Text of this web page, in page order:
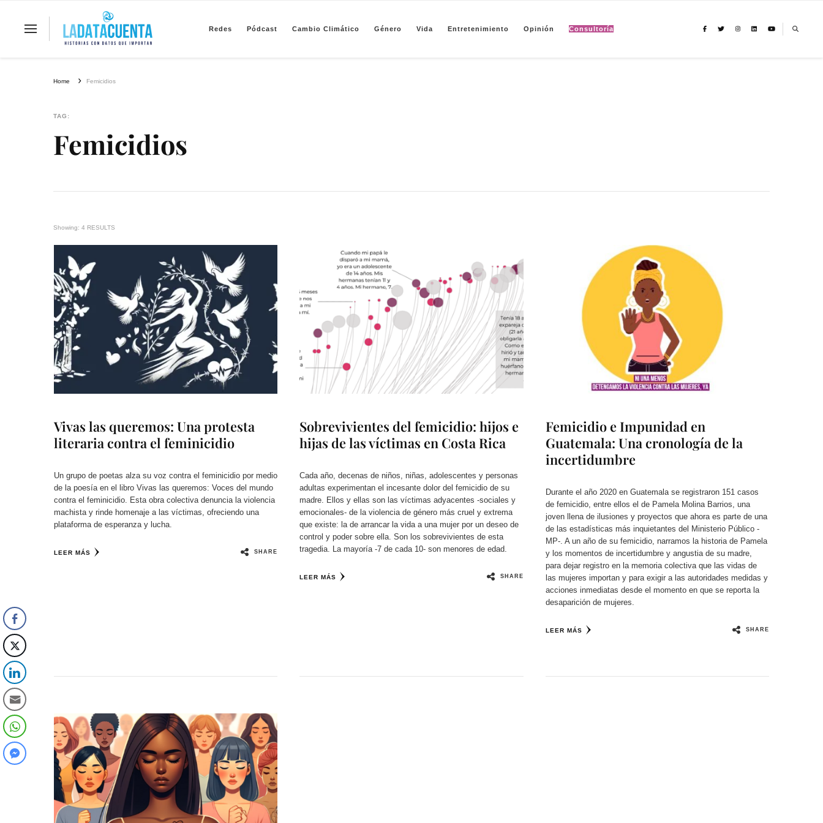
La Data Cuenta es una plataforma independiente de periodismo basado en análisis de datos y visualización de información sobre cambio climático, migración y derechos humanos con perspectiva de género
Redes Pódcast Cambio Climático Género Vida Entretenimiento Opinión Consultoría
Home Femicidios
TAG:
Femicidios
Showing: 4 RESULTS
Vivas las queremos: Una protesta
literaria contra el feminicidio
Un grupo de poetas alza su voz contra el feminicidio por medio
de la poesía en el libro Vivas las queremos: Voces del mundo
contra el feminicidio. Esta obra colectiva denuncia la violencia
machista y rinde homenaje a las víctimas, ofreciendo una
plataforma de esperanza y lucha.
LEER MÁS SHARE
Sobrevivientes del femicidio: hijos e
hijas de las víctimas en Costa Rica
Cada año, decenas de niños, niñas, adolescentes y personas
adultas experimentan el incesante dolor del femicidio de su
madre. Ellos y ellas son las víctimas adyacentes -sociales y
emocionales- de la violencia de género más cruel y extrema
que existe: la de arrancar la vida a una mujer por un deseo de
control y poder sobre ella. Son los sobrevivientes de esta
tragedia. La mayoría -7 de cada 10- son menores de edad.
LEER MÁS SHARE
Femicidio e Impunidad en
Guatemala: Una cronología de la
incertidumbre
Durante el año 2020 en Guatemala se registraron 151 casos
de femicidio, entre ellos el de Pamela Molina Barrios, una
joven llena de ilusiones y proyectos que ahora es parte de una
de las estadísticas más inquietantes del Ministerio Público -
MP-. A un año de su femicidio, narramos la historia de Pamela
y los momentos de incertidumbre y angustia de su madre,
para dejar registro en la memoria colectiva que las vidas de
las mujeres importan y para exigir a las autoridades medidas y
acciones inmediatas desde el momento en que se reporta la
desaparición de mujeres.
LEER MÁS SHARE